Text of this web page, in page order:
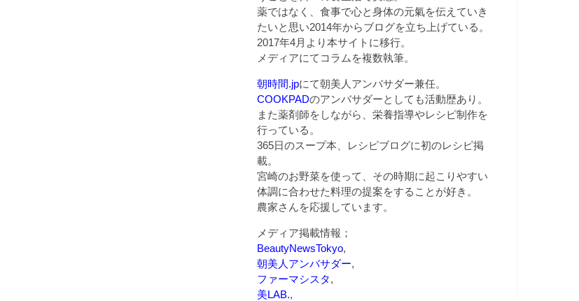
薬ではなく、食事で心と身体の元氣を伝えていき
たいと思い2014年からブログを立ち上げている。
2017年4月より本サイトに移行。
メディアにてコラムを複数執筆。
朝時間.jpにて朝美人アンバサダー兼任。
COOKPADのアンバサダーとしても活動歴あり。
また薬剤師をしながら、栄養指導やレシピ制作を
行っている。
365日のスープ本、レシピブログに初のレシピ掲
載。
宮崎のお野菜を使って、その時期に起こりやすい
体調に合わせた料理の提案をすることが好き。
農家さんを応援しています。
メディア掲載情報；
BeautyNewsTokyo,
朝美人アンバサダー,
ファーマシスタ,
美LAB.,